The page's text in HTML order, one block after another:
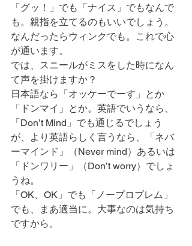
「グッ！」でも「ナイス」でもなんで
も。親指を立てるのもいいでしょう。
なんだったらウィンクでも。これで心
が通います。
では、スニールがミスをした時になん
て声を掛けますか？
日本語なら「オッケーでーす」とか
「ドンマイ」とか。英語でいうなら、
「Don’t Mind」でも通じるでしょう
が、より英語らしく言うなら、「ネバ
ーマインド」（Never mind）あるいは
「ドンワリー」（Don’t worry）でしょ
うね。
「OK、OK」でも「ノープロブレム」
でも、まあ適当に。大事なのは気持ち
ですから。